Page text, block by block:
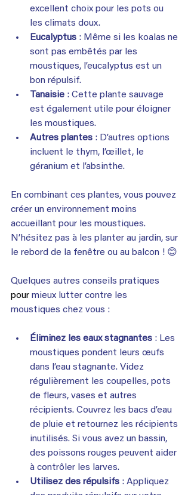
excellent choix pour les pots ou
les climats doux.
Eucalyptus : Même si les koalas ne
sont pas embêtés par les
moustiques, l’eucalyptus est un
bon répulsif.
Tanaisie : Cette plante sauvage
est également utile pour éloigner
les moustiques.
Autres plantes : D’autres options
incluent le thym, l’œillet, le
géranium et l’absinthe.
En combinant ces plantes, vous pouvez
créer un environnement moins
accueillant pour les moustiques.
N’hésitez pas à les planter au jardin, sur
le rebord de la fenêtre ou au balcon ! 😊
Quelques autres conseils pratiques
pour mieux lutter contre les
moustiques chez vous :
Éliminez les eaux stagnantes : Les
moustiques pondent leurs œufs
dans l’eau stagnante. Videz
régulièrement les coupelles, pots
de fleurs, vases et autres
récipients. Couvrez les bacs d’eau
de pluie et retournez les récipients
inutilisés. Si vous avez un bassin,
des poissons rouges peuvent aider
à contrôler les larves.
Utilisez des répulsifs : Appliquez